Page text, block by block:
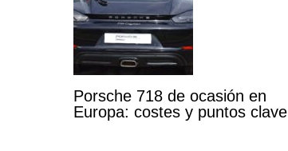
Porsche 718 de ocasión en
Europa: costes y puntos clave